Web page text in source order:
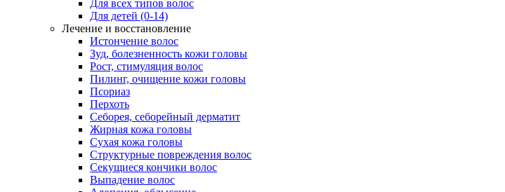
Для всех типов волос
Для детей (0-14)
Лечение и восстановление
Истончение волос
Зуд, болезненность кожи головы
Рост, стимуляция волос
Пилинг, очищение кожи головы
Псориаз
Перхоть
Себорея, себорейный дерматит
Жирная кожа головы
Сухая кожа головы
Структурные повреждения волос
Секущиеся кончики волос
Выпадение волос